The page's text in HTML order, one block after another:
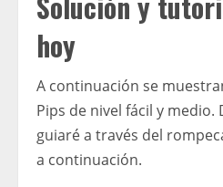
hoy
A continuación se
Pips de nivel fácil y medio.
guiaré a través del
a continuación.